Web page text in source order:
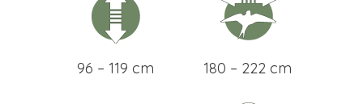
96 – 119 cm 180 – 222 cm